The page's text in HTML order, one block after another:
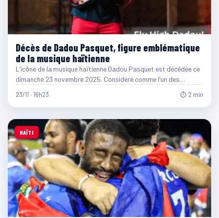
Décès de Dadou Pasquet, figure emblématique
de la musique haïtienne
L’icône de la musique haïtienne Dadou Pasquet est décédée ce
dimanche 23 novembre 2025. Considéré comme l’un des…
23/11 · 16h23 ⏱ 2 min
HAÏTI